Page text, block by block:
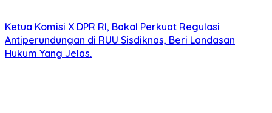
Ketua Komisi X DPR RI, Bakal Perkuat Regulasi
Antiperundungan di RUU Sisdiknas, Beri Landasan
Hukum Yang Jelas.